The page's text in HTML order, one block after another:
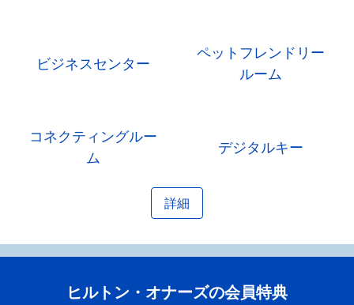
ビジネスセンター
ペットフレンドリー
ルーム
コネクティングルー
ム
デジタルキー
詳細
ヒルトン・オナーズの会員特典